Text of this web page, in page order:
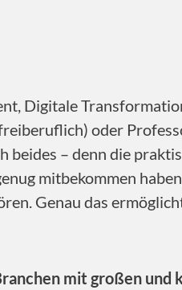
Digitale
oder
– denn die
mitbekommen
Genau das
mit großen und